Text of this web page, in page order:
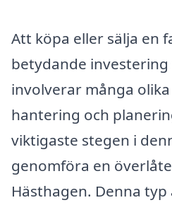
Att köpa eller sälja en
betydande investering
involverar många
hantering och
viktigaste stegen i
genomföra en
Hästhagen. Denna